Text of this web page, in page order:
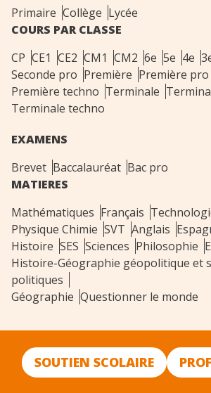
Primaire Collège Lycée
COURS PAR CLASSE
CP CE1 CE2 CM1 CM2 6e 5e 4e
Seconde pro Première Première pro
Première techno Terminale
Terminale techno
EXAMENS
Brevet Baccalauréat Bac pro
MATIERES
Mathématiques Français
Physique Chimie SVT Anglais
Histoire SES Sciences Philosophie
Histoire-Géographie géopolitique et
politiques
Géographie Questionner le monde
SOUTIEN SCOLAIRE